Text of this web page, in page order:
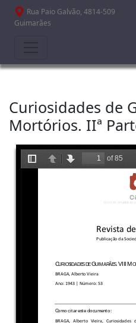
Passar para o conteúdo
Rua Paio Galvão, 4814-509
Guimarães
Curiosidades de
Mortórios. IIª